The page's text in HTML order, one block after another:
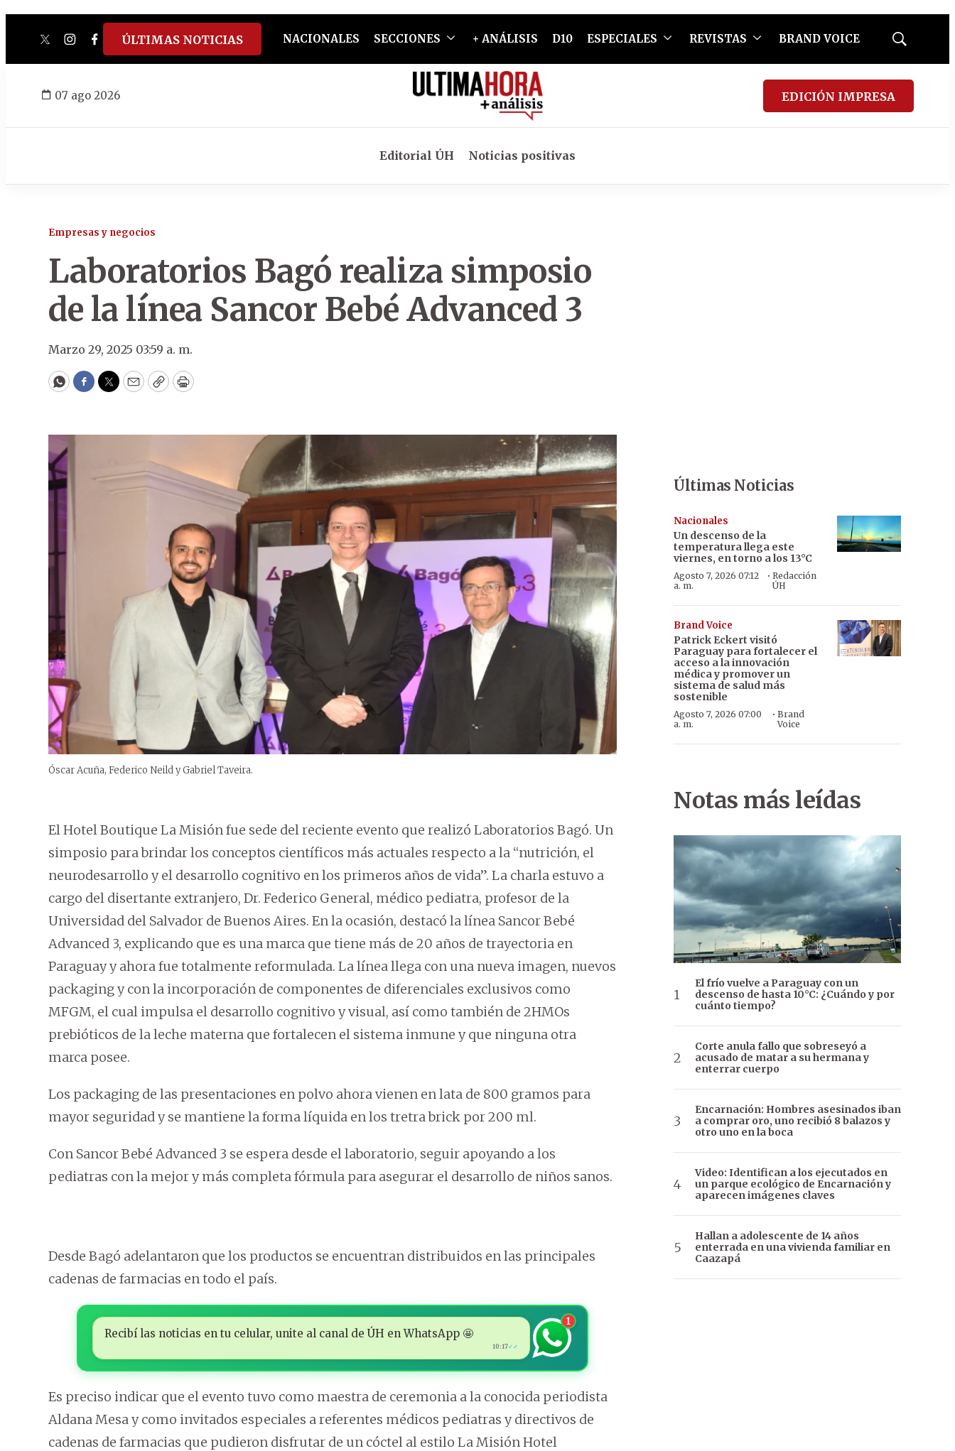
twitterinstagram
facebook
tiktokyoutube
spotify
ÚLTIMAS NOTICIAS NACIONALES SECCIONES + ANÁLISIS D10 ESPECIALES REVISTAS BRAND VOICE
Mostrar
07 ago 2026 EDICIÓN IMPRESA
Editorial ÚH Noticias positivas
Empresas y negocios
Laboratorios Bagó realiza simposio
de la línea Sancor Bebé Advanced 3
Marzo 29, 2025 03:59 a. m.
WhatsApp
Facebook
Twitter
EmailCopyPrint
Óscar Acuña, Federico Neild y Gabriel Taveira.
El Hotel Boutique La Misión fue sede del reciente evento que realizó Laboratorios Bagó. Un
simposio para brindar los conceptos científicos más actuales respecto a la “nutrición, el
neurodesarrollo y el desarrollo cognitivo en los primeros años de vida”. La charla estuvo a
cargo del disertante extranjero, Dr. Federico General, médico pediatra, profesor de la
Universidad del Salvador de Buenos Aires. En la ocasión, destacó la línea Sancor Bebé
Advanced 3, explicando que es una marca que tiene más de 20 años de trayectoria en
Paraguay y ahora fue totalmente reformulada. La línea llega con una nueva imagen, nuevos
packaging y con la incorporación de componentes de diferenciales exclusivos como
MFGM, el cual impulsa el desarrollo cognitivo y visual, así como también de 2HMOs
prebióticos de la leche materna que fortalecen el sistema inmune y que ninguna otra
marca posee.
Los packaging de las presentaciones en polvo ahora vienen en lata de 800 gramos para
mayor seguridad y se mantiene la forma líquida en los tretra brick por 200 ml.
Con Sancor Bebé Advanced 3 se espera desde el laboratorio, seguir apoyando a los
pediatras con la mejor y más completa fórmula para asegurar el desarrollo de niños sanos.
Desde Bagó adelantaron que los productos se encuentran distribuidos en las principales
cadenas de farmacias en todo el país.
Recibí las noticias en tu celular, unite al canal de ÚH en WhatsApp 🤩
10:17✓✓
1
Es preciso indicar que el evento tuvo como maestra de ceremonia a la conocida periodista
Aldana Mesa y como invitados especiales a referentes médicos pediatras y directivos de
cadenas de farmacias que pudieron disfrutar de un cóctel al estilo La Misión Hotel
Últimas Noticias
Nacionales
Un descenso de la
temperatura llega este
viernes, en torno a los 13°C
Agosto 7, 2026 07:12
a. m.
· Redacción
ÚH
Brand Voice
Patrick Eckert visitó
Paraguay para fortalecer el
acceso a la innovación
médica y promover un
sistema de salud más
sostenible
Agosto 7, 2026 07:00
a. m.
· Brand
Voice
Notas más leídas
El frío vuelve a Paraguay con un
descenso de hasta 10°C: ¿Cuándo y por
cuánto tiempo?
Corte anula fallo que sobreseyó a
acusado de matar a su hermana y
enterrar cuerpo
Encarnación: Hombres asesinados iban
a comprar oro, uno recibió 8 balazos y
otro uno en la boca
Video: Identifican a los ejecutados en
un parque ecológico de Encarnación y
aparecen imágenes claves
Hallan a adolescente de 14 años
enterrada en una vivienda familiar en
Caazapá